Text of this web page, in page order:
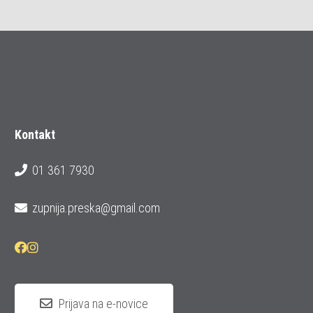
Kontakt
01 361 7930
zupnija.preska@gmail.com
Prijava na e-novice